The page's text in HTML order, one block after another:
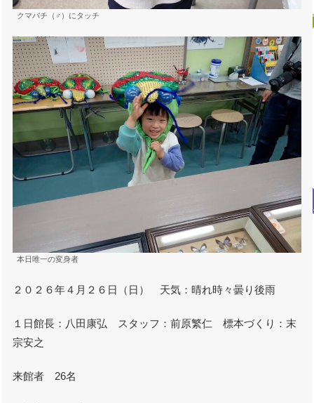
クマバチ（♂）にタッチ
本日唯一の変身者
２０２６年４月２６日（日） 天気：晴れ時々曇り後雨
１日館長：八田康弘 スタッフ：前原繁仁 標本づくり：末
宗安之
来館者 26名